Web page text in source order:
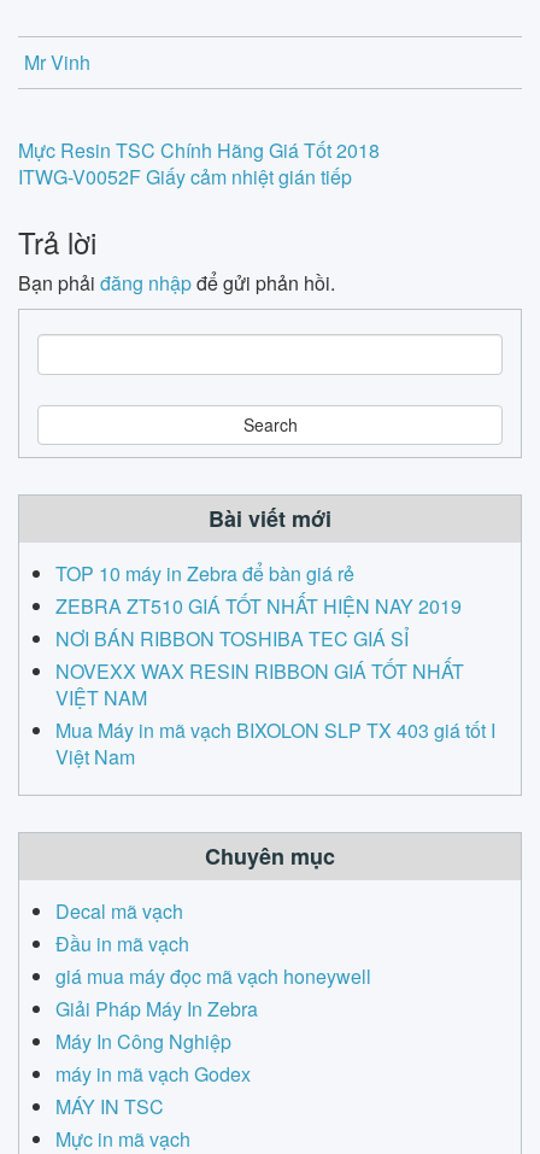
Mr Vinh
Post
navigation
Mực Resin TSC Chính Hãng Giá Tốt 2018
ITWG-V0052F Giấy cảm nhiệt gián tiếp
Trả lời
Bạn phải đăng nhậpđể gửi phản hồi.
e
a
r
c
Bài viết mới
TOP 10 máy in Zebra để bàn giá rẻ
ZEBRA ZT510 GIÁ TỐT NHẤT HIỆN NAY 2019
NƠI BÁN RIBBON TOSHIBA TEC GIÁ SỈ
NOVEXX WAX RESIN RIBBON GIÁ TỐT NHẤT
VIỆT NAM
Mua Máy in mã vạch BIXOLON SLP TX 403 giá tốt I
Việt Nam
Chuyên mục
Decal mã vạch
Đầu in mã vạch
giá mua máy đọc mã vạch honeywell
Giải Pháp Máy In Zebra
Máy In Công Nghiệp
máy in mã vạch Godex
MÁY IN TSC
Mực in mã vạch